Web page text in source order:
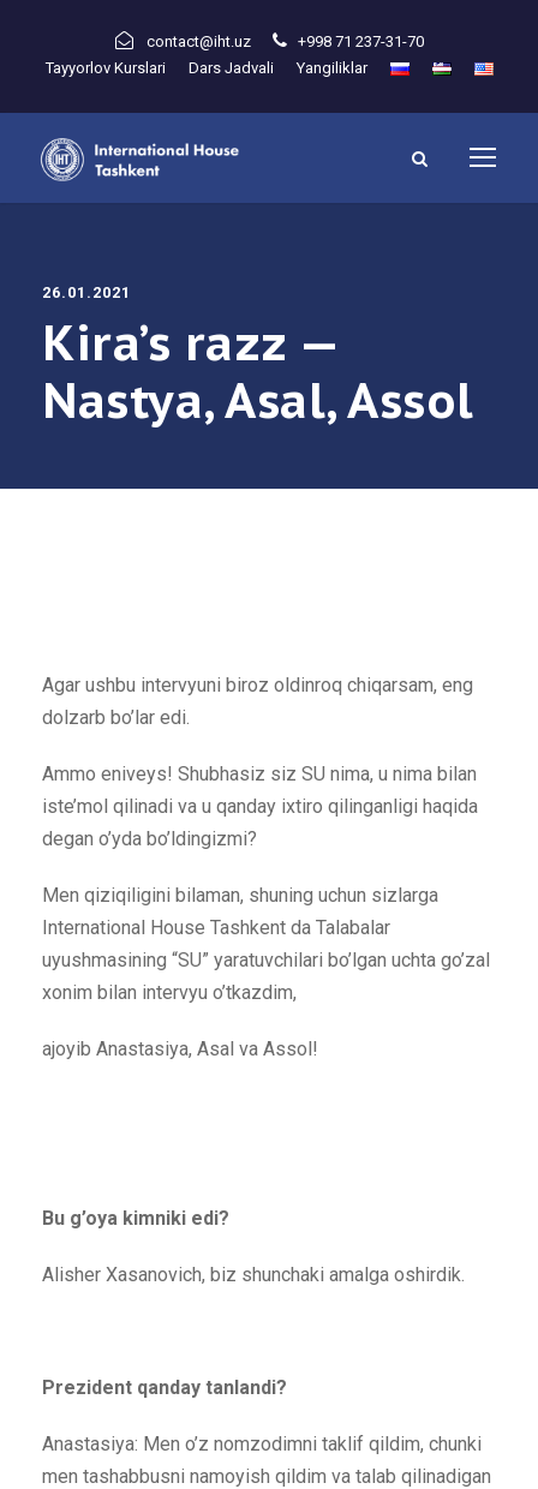
contact@iht.uz
+998 71 237-31-70
Tayyorlov Kurslari
Dars Jadvali Yangiliklar
26.01.2021
Kira’s razz —
Nastya, Asal, Assol
Agar ushbu intervyuni biroz oldinroq chiqarsam, eng
dolzarb bo’lar edi.
Ammo eniveys! Shubhasiz siz SU nima, u nima bilan
iste’mol qilinadi va u qanday ixtiro qilinganligi haqida
degan o’yda bo’ldingizmi?
Men qiziqiligini bilaman, shuning uchun sizlarga
International House Tashkent da Talabalar
uyushmasining “SU” yaratuvchilari bo’lgan uchta go’zal
xonim bilan intervyu o’tkazdim,
ajoyib Anastasiya, Asal va Assol!
Bu g’oya kimniki edi?
Alisher Xasanovich, biz shunchaki amalga oshirdik.
Prezident qanday tanlandi?
Anastasiya: Men o’z nomzodimni taklif qildim, chunki
men tashabbusni namoyish qildim va talab qilinadigan